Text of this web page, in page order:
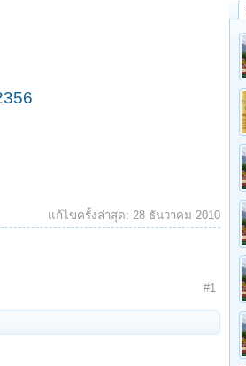
แก้ไขครั้งล่าสุด: 28 ธันวาคม 2010
#1